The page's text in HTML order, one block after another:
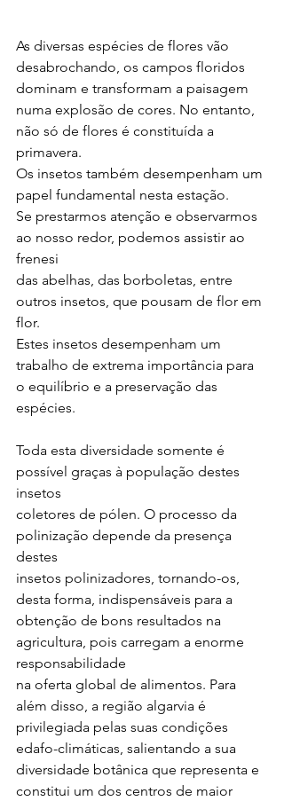
As diversas espécies de flores vão
desabrochando, os campos floridos
dominam e transformam a paisagem
numa explosão de cores. No entanto,
não só de flores é constituída a
primavera.
Os insetos também desempenham um
papel fundamental nesta estação.
Se prestarmos atenção e observarmos
ao nosso redor, podemos assistir ao
frenesi
das abelhas, das borboletas, entre
outros insetos, que pousam de flor em
flor.
Estes insetos desempenham um
trabalho de extrema importância para
o equilíbrio e a preservação das
espécies.
Toda esta diversidade somente é
possível graças à população destes
insetos
coletores de pólen. O processo da
polinização depende da presença
destes
insetos polinizadores, tornando-os,
desta forma, indispensáveis para a
obtenção de bons resultados na
agricultura, pois carregam a enorme
responsabilidade
na oferta global de alimentos. Para
além disso, a região algarvia é
privilegiada pelas suas condições
edafo-climáticas, salientando a sua
diversidade botânica que representa e
constitui um dos centros de maior